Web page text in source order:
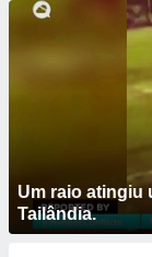
Um raio atingiu
Tailândia.